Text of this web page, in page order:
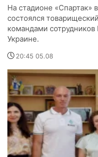
На стадионе «Спартак»
состоялся
командами
Украине.
20:45 05.08